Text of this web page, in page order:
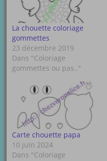
La chouette coloriage
gommettes
23 décembre 2019
Dans "Coloriage
gommettes ou pas.."
Carte chouette papa
10 juin 2024
Dans "Coloriage